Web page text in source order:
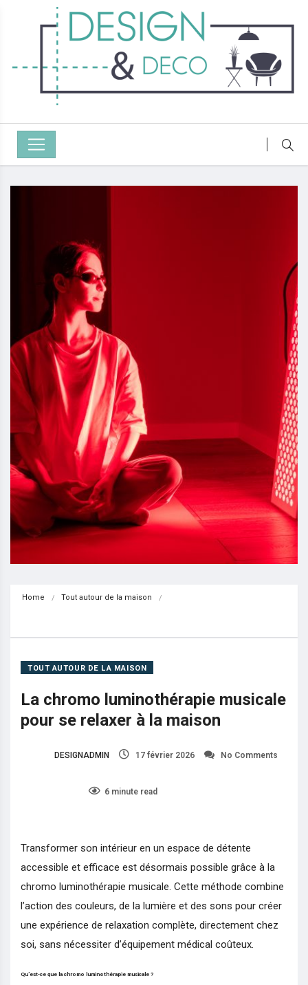
Home Tout autour de la maison
TOUT AUTOUR DE LA MAISON
La chromo luminothérapie musicale
pour se relaxer à la maison
DESIGNADMIN 17 février 2026 No Comments
6 minute read
Transformer son intérieur en un espace de détente
accessible et efficace est désormais possible grâce à la
chromo luminothérapie musicale. Cette méthode combine
l’action des couleurs, de la lumière et des sons pour créer
une expérience de relaxation complète, directement chez
soi, sans nécessiter d’équipement médical coûteux.
Qu’est-ce que la chromo luminothérapie musicale ?